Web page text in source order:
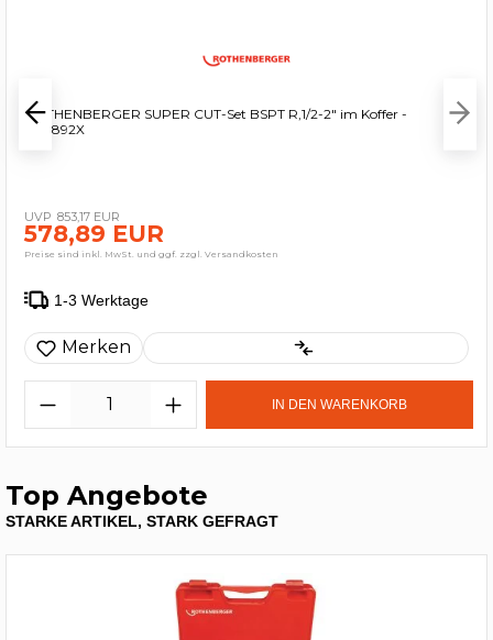
ROTHENBERGER SUPER CUT-Set BSPT R,1/2-2" im Koffer -
070892X
853,17 EUR
578,89 EUR
Preise sind inkl. MwSt. und ggf. zzgl. Versandkosten
1-3 Werktage
Merken
IN DEN WARENKORB
Top Angebote
STARKE ARTIKEL, STARK GEFRAGT